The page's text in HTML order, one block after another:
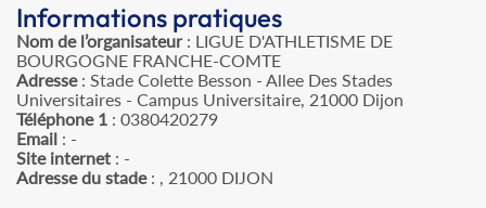
Informations pratiques
Nom de l’organisateur: LIGUE D'ATHLETISME DE
BOURGOGNE FRANCHE-COMTE
Adresse: Stade Colette Besson - Allee Des Stades
Universitaires - Campus Universitaire, 21000 Dijon
Téléphone 1 : 0380420279
Email : -
Site internet : -
Adresse du stade: , 21000 DIJON